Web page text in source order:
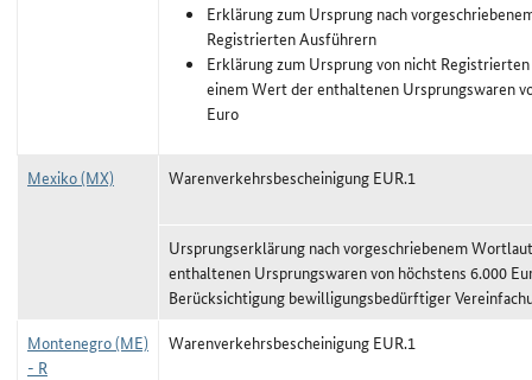
Erklärung zum Ursprung nach
Registrierten Ausführern
Erklärung zum Ursprung von nicht
einem Wert der enthaltenen Ursprungswaren
Euro
Mexiko (MX) Warenverkehrsbescheinigung EUR.1
Ursprungserklärung nach vorgeschriebenem
enthaltenen Ursprungswaren von höchstens 6.000
Berücksichtigung bewilligungsbedürftiger
Montenegro (ME)
- R
Warenverkehrsbescheinigung EUR.1